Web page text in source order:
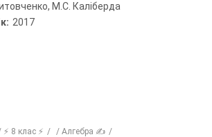
М.С. Каліберда
2017
⚡ 8 клас ⚡
Алгебра ✍